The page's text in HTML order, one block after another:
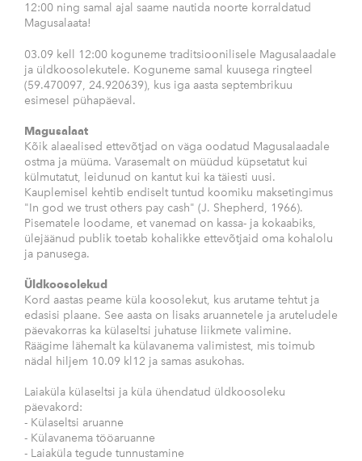
12:00 ning samal ajal saame nautida noorte korraldatud
Magusalaata!
03.09 kell 12:00 koguneme traditsioonilisele Magusalaadale
ja üldkoosolekutele. Koguneme samal kuusega ringteel
(59.470097, 24.920639), kus iga aasta septembrikuu
esimesel pühapäeval.
Magusalaat
Kõik alaealised ettevõtjad on väga oodatud Magusalaadale
ostma ja müüma. Varasemalt on müüdud küpsetatut kui
külmutatut, leidunud on kantut kui ka täiesti uusi.
Kauplemisel kehtib endiselt tuntud koomiku maksetingimus
"In god we trust others pay cash" (J. Shepherd, 1966).
Pisematele loodame, et vanemad on kassa- ja kokaabiks,
ülejäänud publik toetab kohalikke ettevõtjaid oma kohalolu
ja panusega.
Üldkoosolekud
Kord aastas peame küla koosolekut, kus arutame tehtut ja
edasisi plaane. See aasta on lisaks aruannetele ja aruteludele
päevakorras ka külaseltsi juhatuse liikmete valimine.
Räägime lähemalt ka külavanema valimistest, mis toimub
nädal hiljem 10.09 kl12 ja samas asukohas.
Laiaküla külaseltsi ja küla ühendatud üldkoosoleku
päevakord:
- Külaseltsi aruanne
- Külavanema tööaruanne
- Laiaküla tegude tunnustamine